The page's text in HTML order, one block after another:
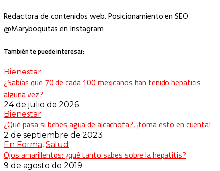
Redactora de contenidos web. Posicionamiento en SEO
@Maryboquitas en Instagram
También te puede interesar:
Bienestar
¿Sabías que 70 de cada 100 mexicanos han tenido hepatitis
alguna vez?
24 de julio de 2026
Bienestar
¿Qué pasa si bebes agua de alcachofa?, ¡toma esto en cuenta!
2 de septiembre de 2023
En Forma, Salud
Ojos amarillentos: ¿qué tanto sabes sobre la hepatitis?
9 de agosto de 2019